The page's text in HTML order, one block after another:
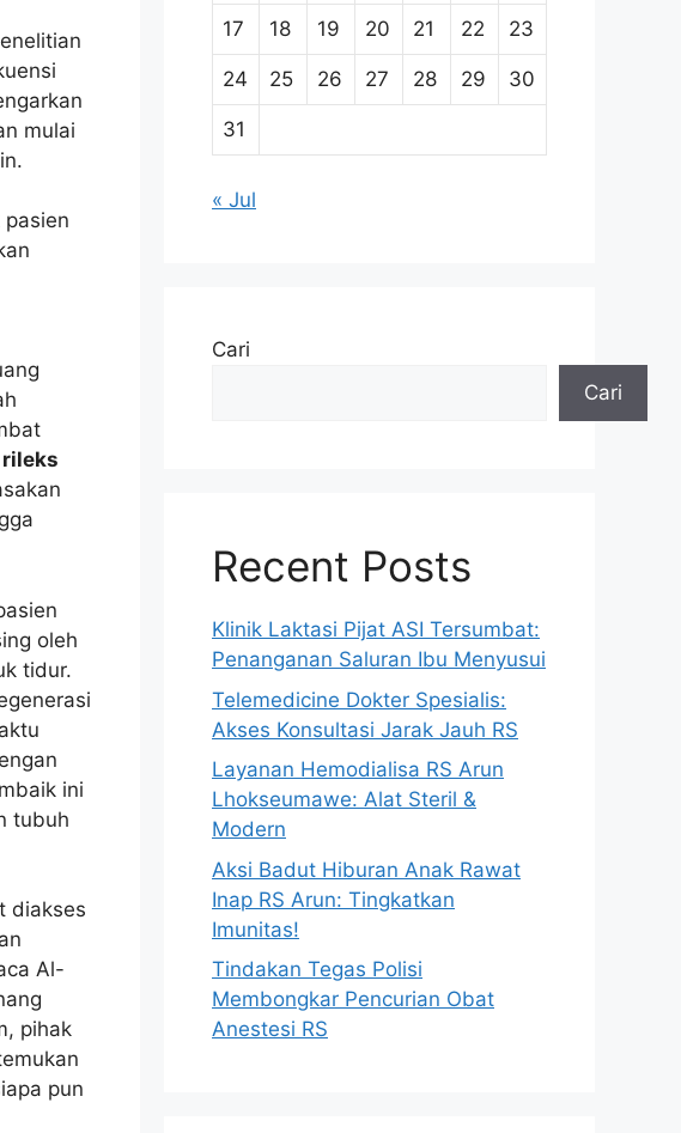
mulai
oleh
tidur.
ini
tubuh
diakses
Al-
pihak
pun
17 18 19 20 21 22 23
24 25 26 27 28 29 30
31
« Jul
Cari
Cari
Recent Posts
Klinik Laktasi Pijat ASI Tersumbat:
Penanganan Saluran Ibu Menyusui
Telemedicine Dokter Spesialis:
Akses Konsultasi Jarak Jauh RS
Layanan Hemodialisa RS Arun
Lhokseumawe: Alat Steril &
Modern
Aksi Badut Hiburan Anak Rawat
Inap RS Arun: Tingkatkan
Imunitas!
Tindakan Tegas Polisi
Membongkar Pencurian Obat
Anestesi RS